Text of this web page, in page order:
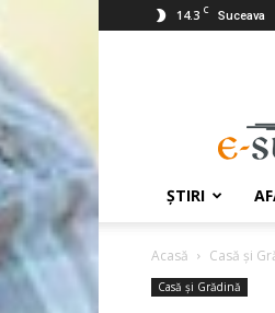
14.3 C Suceava
ŞTIRI
Acasă Casă şi
Casă şi Grădină